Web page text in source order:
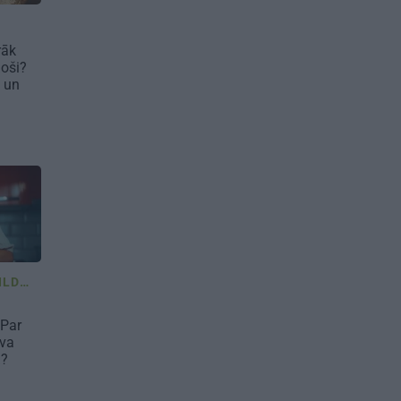
un
JAUTĀJUMI UN ATBILDES